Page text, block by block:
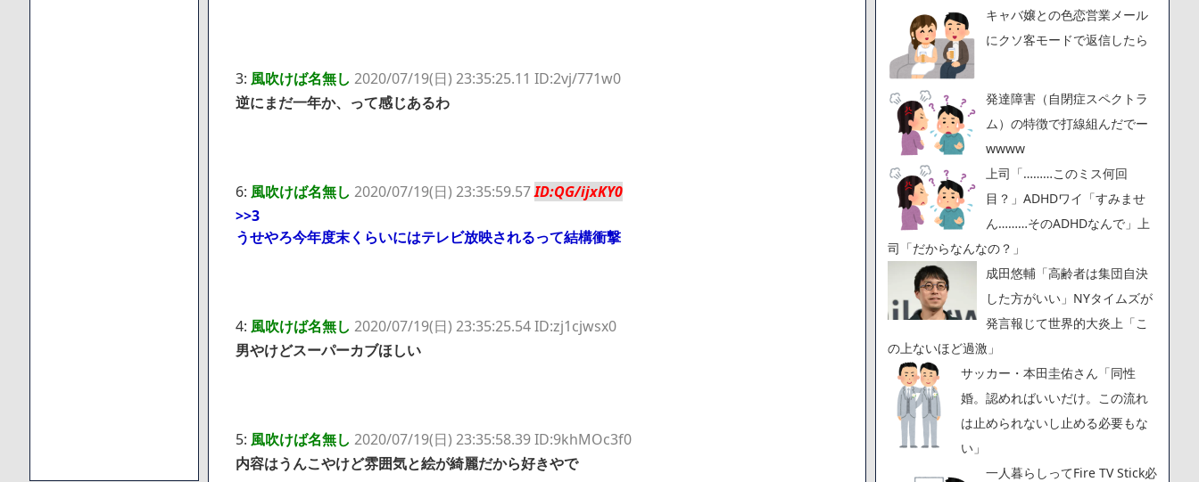
3: 風吹けば名無し 2020/07/19(日) 23:35:25.11 ID:2vj/771w0
逆にまだ一年か、って感じあるわ
6: 風吹けば名無し 2020/07/19(日) 23:35:59.57ID:QG/ijxKY0
>>3
うせやろ今年度末くらいにはテレビ放映されるって結構衝撃
4: 風吹けば名無し 2020/07/19(日) 23:35:25.54 ID:zj1cjwsx0
男やけどスーパーカブほしい
5: 風吹けば名無し 2020/07/19(日) 23:35:58.39 ID:9khMOc3f0
内容はうんこやけど雰囲気と絵が綺麗だから好きやで
キャバ嬢との色恋営業メール
にクソ客モードで返信したら
発達障害（自閉症スペクトラ
ム）の特徴で打線組んだでー
wwww
上司「………このミス何回
目？」ADHDワイ「すみませ
ん………そのADHDなんで」上
司「だからなんなの？」
成田悠輔「高齢者は集団自決
した方がいい」NYタイムズが
発言報じて世界的大炎上「こ
の上ないほど過激」
サッカー・本田圭佑さん「同性
婚。認めればいいだけ。この流れ
は止められないし止める必要もな
い」
一人暮らしってFire TV Stick必